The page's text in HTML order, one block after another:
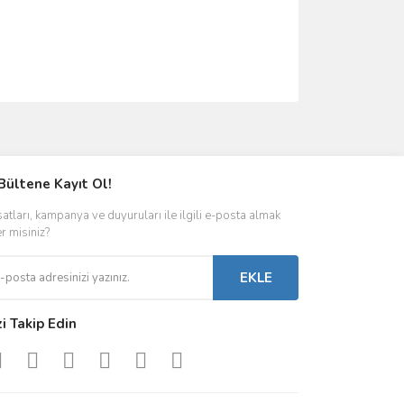
Kayıt Ol!
kampanya ve duyuruları ile ilgili e-posta almak
misiniz?
EKLE
Takip Edin